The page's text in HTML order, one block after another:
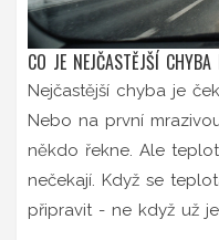
CO JE NEJČASTĚJŠÍ
Nejčastější chyba je
Nebo na první
někdo řekne. Ale
nečekají. Když se
připravit - ne když už